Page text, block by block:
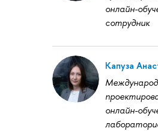
онлайн-
сотрудник
Капуза
онлайн-